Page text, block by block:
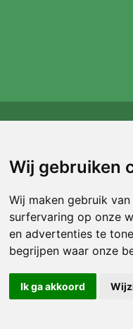
Wij gebruiken
Wij maken gebruik
surfervaring op onze
en advertenties te
begrijpen waar onze
Ik ga akkoord
moment binnen 90